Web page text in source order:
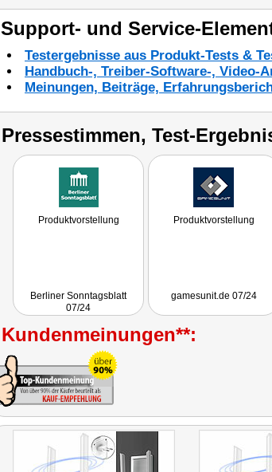
Support- und Service-
Testergebnisse aus Produkt-Tests &
Handbuch-, Treiber-Software-, Video-
Meinungen, Beiträge,
Pressestimmen, Test-
Produktvorstellung
Berliner Sonntagsblatt
07/24
Produktvorstellung
gamesunit.de 07/24
Kundenmeinungen**: